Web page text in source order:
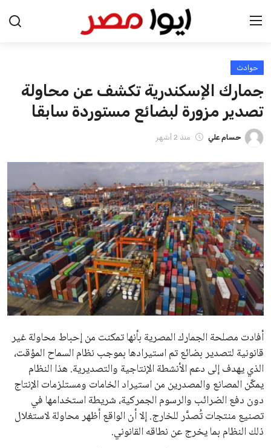
الرئيسية
اخبار مصر
عرب وعالم
اقتصاد
اخبار الرياضة
منوعات
فن وثقافة
علوم وتكنولوجيا
المرأة والجمال
حوادث
محافظات
حوادث
جمارك الإسكندرية تكشف عن محاولة
تصدير مزورة لبضائع مستوردة سابقا
حسام علي منذ 2 أشهر
أفادت مصلحة الجمارك المصرية بأنها تمكنت من إحباط محاولة غير
قانونية لتصدير بضائع تم استيرادها بموجب نظام السماح المؤقت،
الذي يهدف إلى دعم الأنشطة الإنتاجية والتصديرية. هذا النظام
يمكّن المصانع والمصدرين من استيراد الخامات ومستلزمات الإنتاج
دون دفع الضرائب والرسوم الجمركية، شريطة استخدامها في
تصنيع منتجات تُصدَّر للخارج. إلا أن الواقع أظهر محاولة لاستغلال
ذلك النظام بما يخرج عن نطاقه القانوني.